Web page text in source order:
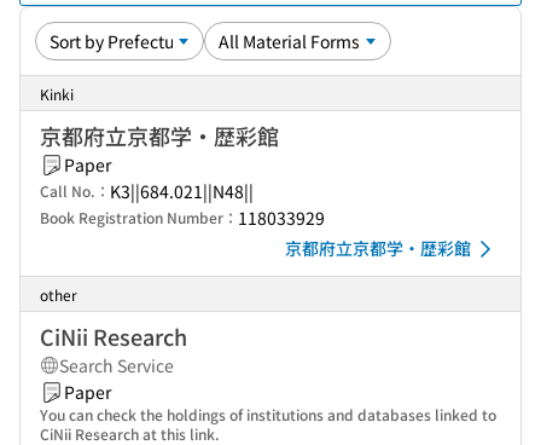
Kinki
京都府立京都学・歴彩館
Paper
Call No.： K3||684.021||N48||
Book Registration Number： 118033929
京都府立京都学・歴彩館
other
CiNii Research
Search Service
Paper
You can check the holdings of institutions and databases linked to
CiNii Research at this link.